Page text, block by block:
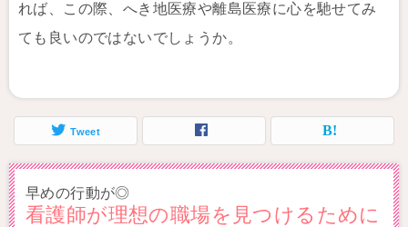
れば、この際、へき地医療や離島医療に心を馳せてみ
ても良いのではないでしょうか。
Tweet
早めの行動が◎
看護師が理想の職場を見つけるために